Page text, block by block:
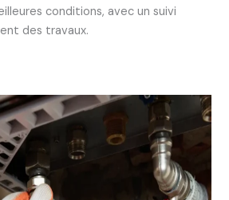
conditions, avec un suivi
des travaux.